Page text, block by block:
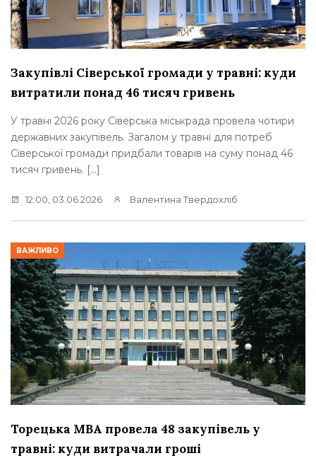
Закупівлі Сіверської громади у травні: куди
витратили понад 46 тисяч гривень
У травні 2026 року Сіверська міськрада провела чотири
державних закупівель. Загалом у травні для потреб
Сіверської громади придбали товарів на суму понад 46
тисяч гривень. […]
12:00, 03.06.2026 Валентина Твердохліб
ВАЖЛИВО
Торецька МВА провела 48 закупівель у
травні: куди витрачали гроші